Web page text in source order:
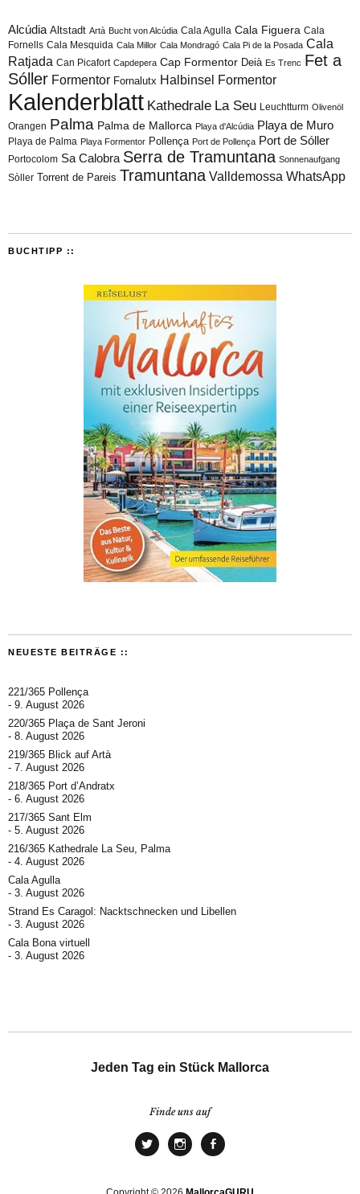
Alcúdia Altstadt Artà Bucht von Alcúdia Cala Agulla Cala Figuera Cala
Fornells Cala Mesquida Cala Millor Cala Mondragó Cala Pi de la Posada Cala
Ratjada Can Picafort Capdepera Cap Formentor Deià Es Trenc Fet a
Sóller Formentor Fornalutx Halbinsel Formentor
Kalenderblatt Kathedrale La Seu Leuchtturm Olivenöl
Orangen Palma Palma de Mallorca Playa d'Alcúdia Playa de Muro
Playa de Palma Playa Formentor Pollença Port de Pollença Port de Sóller
Portocolom Sa Calobra Serra de Tramuntana Sonnenaufgang
Sòller Torrent de Pareis Tramuntana Valldemossa WhatsApp
BUCHTIPP ::
NEUESTE BEITRÄGE ::
221/365 Pollença
9. August 2026
220/365 Plaça de Sant Jeroni
8. August 2026
219/365 Blick auf Artà
7. August 2026
218/365 Port d’Andratx
6. August 2026
217/365 Sant Elm
5. August 2026
216/365 Kathedrale La Seu, Palma
4. August 2026
Cala Agulla
3. August 2026
Strand Es Caragol: Nacktschnecken und Libellen
3. August 2026
Cala Bona virtuell
3. August 2026
Jeden Tag ein Stück Mallorca
Finde uns auf